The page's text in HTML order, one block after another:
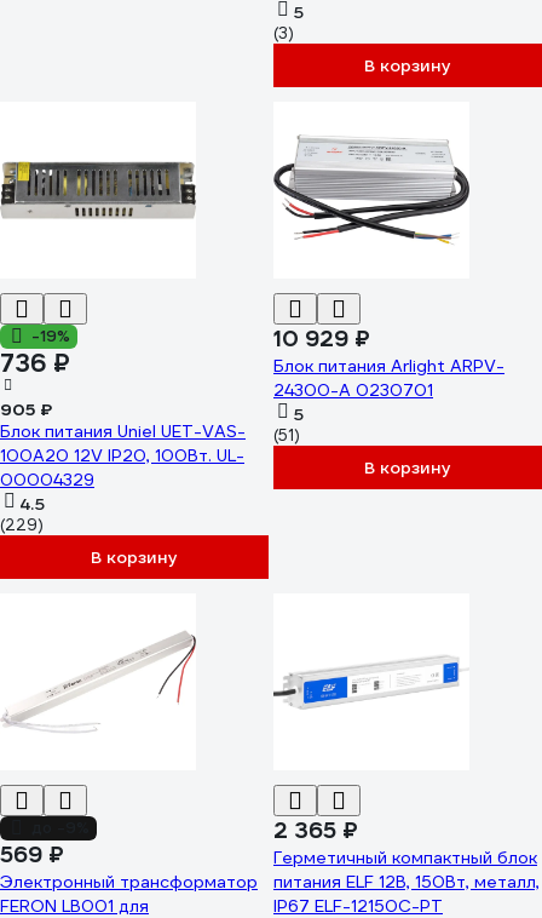
2002003000
5
(3)
В корзину
-19%
736 ₽
905 ₽
Блок питания Uniel UET-VAS-
100A20 12V IP20, 100Вт. UL-
00004329
4.5
(229)
В корзину
10 929 ₽
Блок питания Arlight ARPV-
24300-A 0230701
5
(51)
В корзину
569 ₽
Электронный трансформатор
FERON LB001 для
2 365 ₽
Герметичный компактный блок
питания ELF 12В, 150Вт, металл,
IP67 ELF-12150С-PT